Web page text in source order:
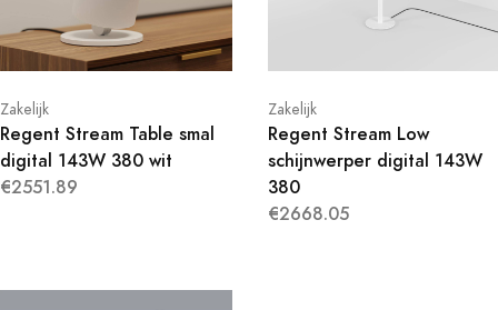
Zakelijk
Regent Stream Table smal
digital 143W 380 wit
€2551.89
Zakelijk
Regent Stream Low
schijnwerper digital 143W
380
€2668.05